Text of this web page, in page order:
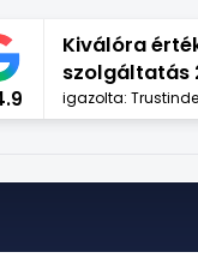
Kiválóra
szolgáltatás
igazolta: